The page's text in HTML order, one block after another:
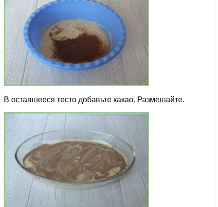
В оставшееся тесто добавьте какао. Размешайте.